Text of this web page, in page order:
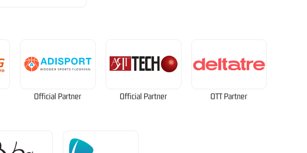
Official Partner Official Partner OTT Partner